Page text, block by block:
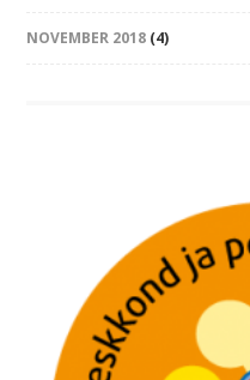
NOVEMBER 2018 (4)